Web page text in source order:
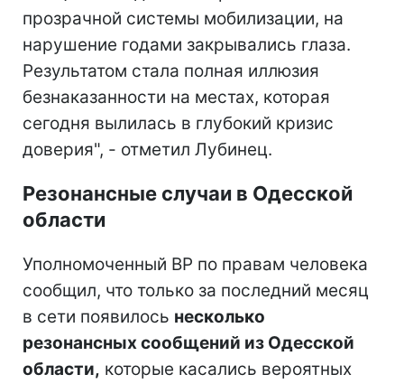
прозрачной системы мобилизации, на
нарушение годами закрывались глаза.
Результатом стала полная иллюзия
безнаказанности на местах, которая
сегодня вылилась в глубокий кризис
доверия", - отметил Лубинец.
Резонансные случаи в Одесской
области
Уполномоченный ВР по правам человека
сообщил, что только за последний месяц
в сети появилось несколько
резонансных сообщений из Одесской
области, которые касались вероятных